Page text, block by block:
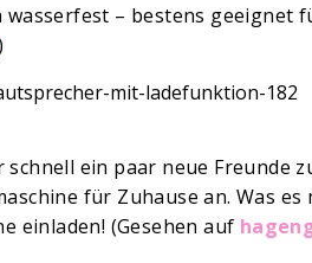
wasserfest – bestens geeignet
schnell ein paar neue Freunde
für Zuhause an. Was
einladen! (Gesehen auf